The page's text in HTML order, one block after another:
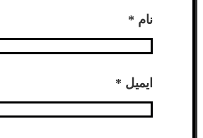
نام *
ایمیل *